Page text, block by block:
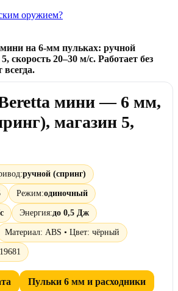
оружием?
на 6-мм пульках: ручной
5, скорость 20–30 м/с. Работает без
мини — 6 мм,
магазин 5,
ручной (спринг)
Режим:одиночный
Энергия:до 0,5 Дж
Материал: ABS • Цвет: чёрный
Пульки 6 мм и расходники